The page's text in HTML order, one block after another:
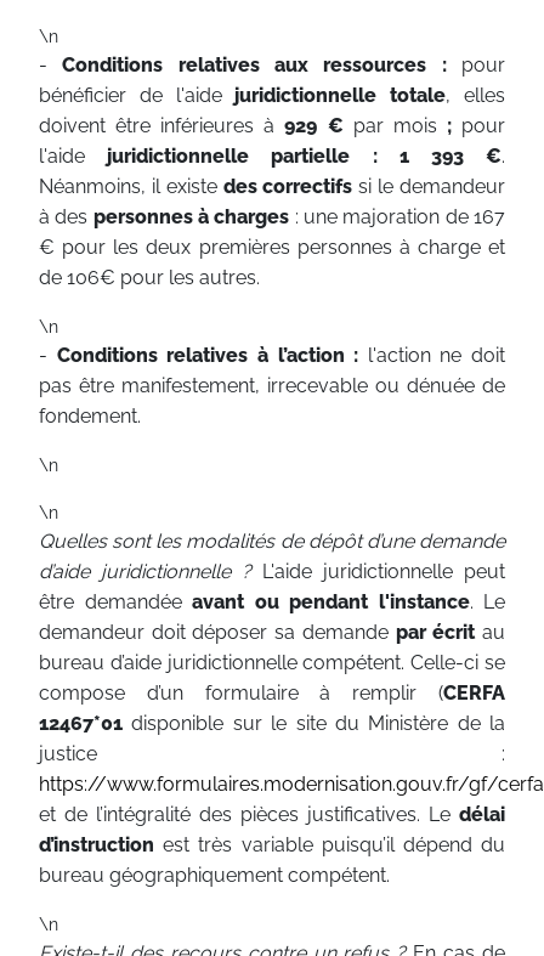
\n
-Conditions relatives aux ressources :pour
bénéficier de l'aide juridictionnelle totale,
elles
doivent être inférieures à 929 € par mois ; pour
l'aide juridictionnelle partielle : 1 393 €.
Néanmoins, il existe des correctifssi le demandeur
à des personnes à charges : une majoration de 167
€ pour les deux premières personnes à charge et
de 106€ pour les autres.
\n
- Conditions relatives à l’action : l'action ne doit
pas être manifestement, irrecevable ou dénuée de
fondement.
\n
\n
Quelles sont les modalités de dépôt d’une demande
d’aide juridictionnelle ?L'aide juridictionnelle peut
être demandée avant ou pendant l'instance. Le
demandeur doit déposer sa demande par écritau
bureau d’aide juridictionnelle compétent. Celle-ci se
compose d’un formulaire à remplir (CERFA
12467*01 disponible sur le site du Ministère de la
justice :
https://www.formulaires.modernisation.gouv.fr/gf/
et de l’intégralité des pièces justificatives. Le délai
d’instruction est très variable puisqu’il dépend du
bureau géographiquement compétent.
\n